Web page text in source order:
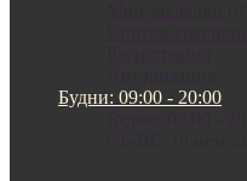
Будни: 09:00 - 20:00